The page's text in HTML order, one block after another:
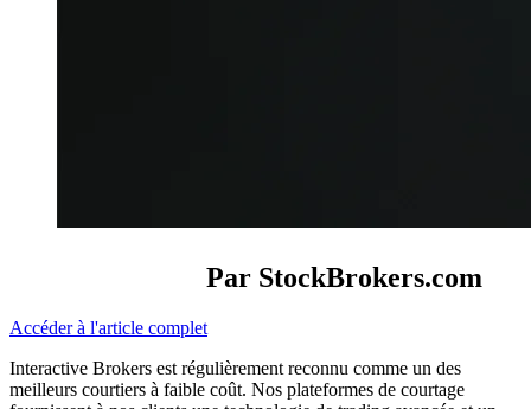
Par StockBrokers.com
Accéder à l'article complet
Interactive Brokers est régulièrement reconnu comme un des
meilleurs courtiers à faible coût. Nos plateformes de courtage